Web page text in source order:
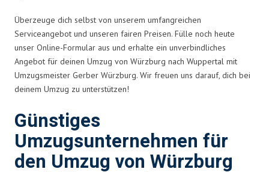
Überzeuge dich selbst von unserem umfangreichen
Serviceangebot und unseren fairen Preisen. Fülle noch heute
unser Online-Formular aus und erhalte ein unverbindliches
Angebot für deinen Umzug von Würzburg nach Wuppertal mit
Umzugsmeister Gerber Würzburg. Wir freuen uns darauf, dich bei
deinem Umzug zu unterstützen!
Günstiges
Umzugsunternehmen für
den Umzug von Würzburg